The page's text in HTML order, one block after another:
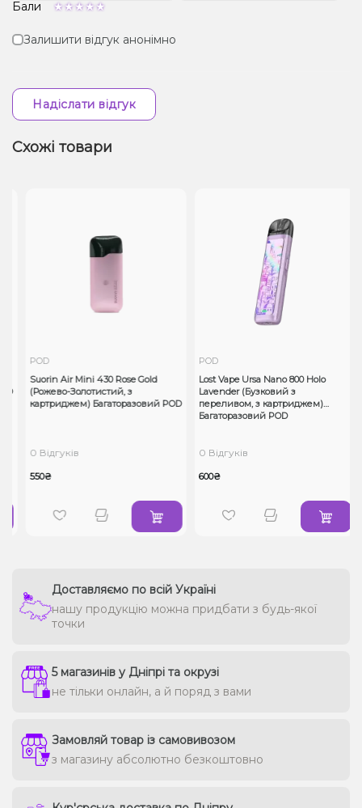
Бали
Залишити відгук анонімно
Надіслати відгук
Схожі товари
POD
Suorin Air Mini 430 Rose Gold
(Рожево-Золотистий, з
картриджем) Багаторазовий POD
0 Відгуків
550₴
POD
Lost Vape Ursa Nano 800 Holo
Lavеnder (Бузковий з
переливом, з картриджем)
Багаторазовий POD
0 Відгуків
600₴
Доставляємо по всій Україні
нашу продукцію можна придбати з будь-якої
точки
5 магазинів у Дніпрі та окрузі
не тільки онлайн, а й поряд з вами
Замовляй товар із самовивозом
з магазину абсолютно безкоштовно